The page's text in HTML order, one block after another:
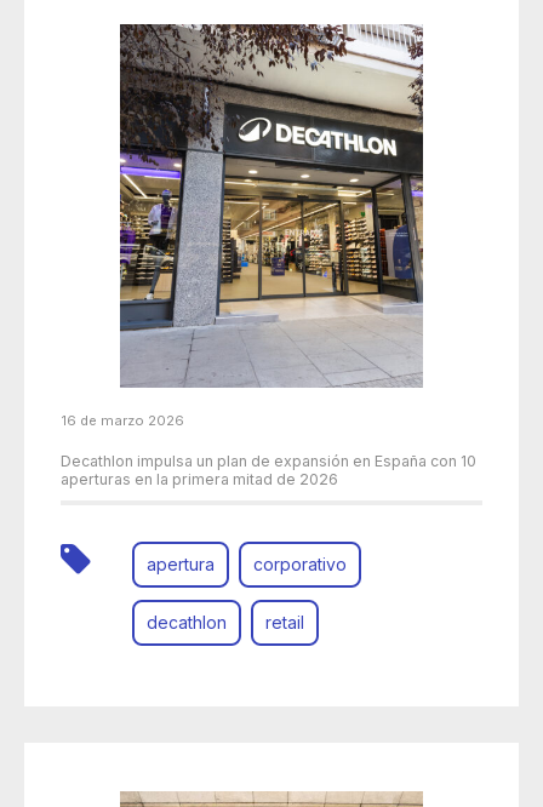
16 de marzo 2026
Decathlon impulsa un plan de expansión en España con 10
aperturas en la primera mitad de 2026
apertura corporativo
decathlon retail